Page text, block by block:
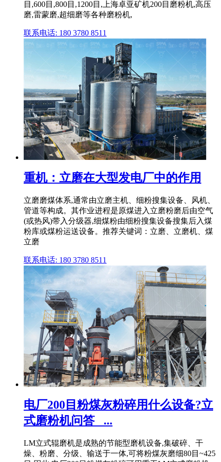
目,600目,800目,1200目,上海卓亚矿机200目磨粉机,高压
磨,雷蒙磨,超细磨等各种磨粉机,
联系电话: 180 3780 8511
重机：立磨在大型发电厂中的作用
立磨磨煤体系,通常由立磨主机、细粉搜集设备、风机、
管道等构成。其作业进程是原煤进入立磨粉磨后由空气
(或热风)带入分级器,细煤粉由细粉搜集设备搜集后入煤
粉库或煤粉运送设备。推荐关键词：立磨、立磨机、煤
立磨
联系电话: 180 3780 8511
电厂200目粉煤灰粉碎用什么设备?立
式磨粉机问答_ ...
LM立式辊磨机是成熟的节能型磨机设备,集破碎、干
燥、粉磨、分级、输送于一体,可将粉煤灰磨细80目~425